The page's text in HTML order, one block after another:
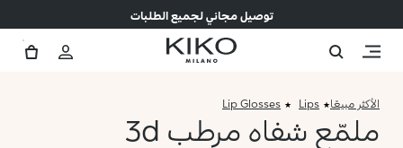
توصيل مجاني لجميع الطلبات
الأكثر مبيعًا Lips
Lip Glosses
ملمّع شفاه مرطب 3d